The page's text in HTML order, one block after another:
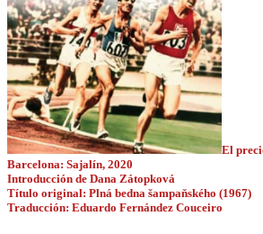
El
Barcelona: Sajalín, 2020
Introducción de Dana Zátopková
Título original: Plná bedna šampaňského (1967)
Traducción: Eduardo Fernández Couceiro